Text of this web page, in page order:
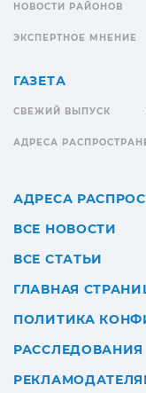
НОВОСТИ РАЙОНОВ
ЭКСПЕРТНОЕ МНЕНИЕ
ГАЗЕТА
СВЕЖИЙ ВЫПУСК
АДРЕСА
АДРЕСА
ВСЕ НОВОСТИ
ВСЕ СТАТЬИ
ГЛАВНАЯ
ПОЛИТИКА
РАССЛЕДОВАНИЯ